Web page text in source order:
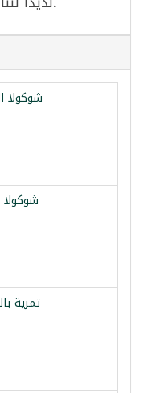
شوكولا
شوكولا
تمرية